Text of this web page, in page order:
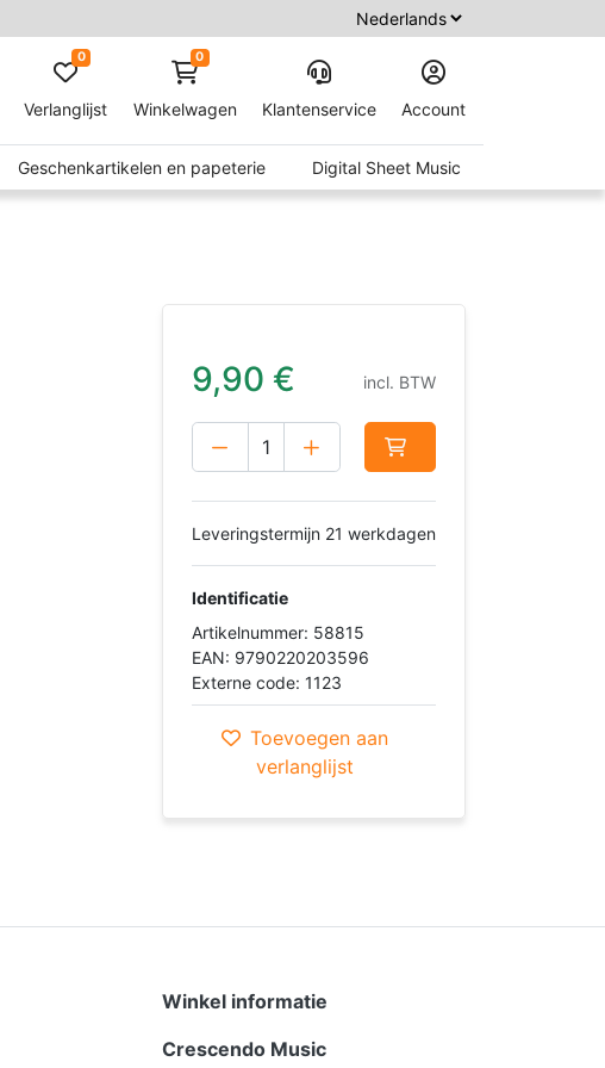
Verlanglijst
0 0
Winkelwagen Klantenservice Account
Geschenkartikelen en papeterie Digital Sheet Music
9,90 € incl. BTW
Leveringstermijn 21 werkdagen
Identificatie
Artikelnummer: 58815
EAN: 9790220203596
Externe code: 1123
Toevoegen aan
verlanglijst
Winkel informatie
Crescendo Music